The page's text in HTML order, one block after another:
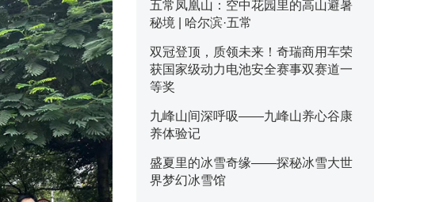
五常凤凰山：空中花园里的高山避暑
秘境 | 哈尔滨·五常
双冠登顶，质领未来！奇瑞商用车荣
获国家级动力电池安全赛事双赛道一
等奖
九峰山间深呼吸——九峰山养心谷康
养体验记
盛夏里的冰雪奇缘——探秘冰雪大世
界梦幻冰雪馆